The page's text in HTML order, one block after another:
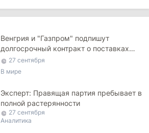
Венгрия и "Газпром" подпишут
долгосрочный контракт о поставках
газа27 сентября
В мире
Эксперт: Правящая партия пребывает в
полной растерянности
27 сентября
Аналитика